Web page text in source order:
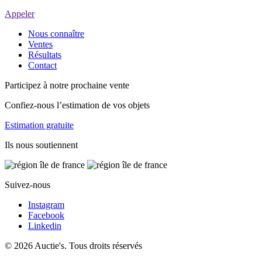
Appeler
Nous connaître
Ventes
Résultats
Contact
Participez à notre prochaine vente
Confiez-nous l’estimation de vos objets
Estimation gratuite
Ils nous soutiennent
Suivez-nous
Instagram
Facebook
Linkedin
© 2026 Auctie's. Tous droits réservés